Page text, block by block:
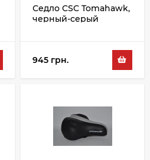
Седло CSC Tomahawk,
черный-серый
945 грн.